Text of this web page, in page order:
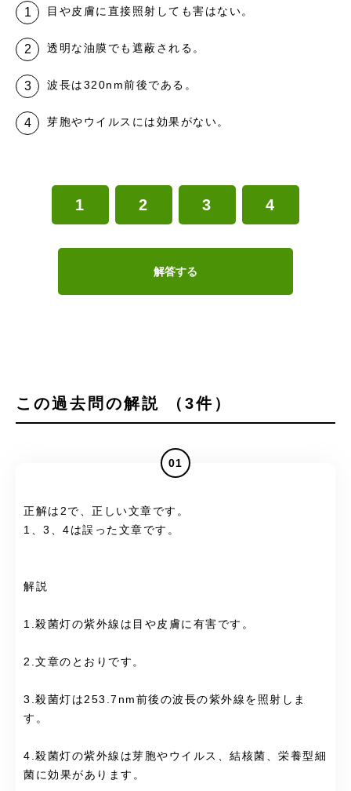
目や皮膚に直接照射しても害はない。
透明な油膜でも遮蔽される。
波長は320nm前後である。
芽胞やウイルスには効果がない。
1 2 3 4
解答する
この過去問の解説 （3件）
01
正解は2で、正しい文章です。
1、3、4は誤った文章です。
解説
1.殺菌灯の紫外線は目や皮膚に有害です。
2.文章のとおりです。
3.殺菌灯は253.7nm前後の波長の紫外線を照射しま
す。
4.殺菌灯の紫外線は芽胞やウイルス、結核菌、栄養型細
菌に効果があります。